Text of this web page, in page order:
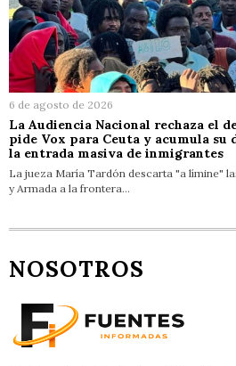
6 de agosto de 2026
La Audiencia Nacional rechaza el
pide Vox para Ceuta y acumula su
la entrada masiva de inmigrantes
La jueza María Tardón descarta "a límine"
y Armada a la frontera…
NOSOTROS